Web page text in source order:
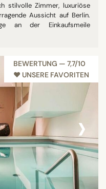
stilvolle Zimmer, luxuriöse
Aussicht auf Berlin.
an der Einkaufsmeile
BEWERTUNG — 7,7/10
♥︎ UNSERE FAVORITEN
›